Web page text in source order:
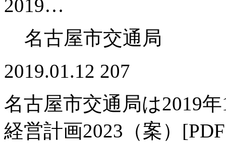
2019…
名古屋市交通局
2019.01.12 207
名古屋市交通局は2019
経営計画2023（案）